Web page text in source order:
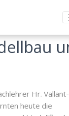
Hr. Vallant-
heute die